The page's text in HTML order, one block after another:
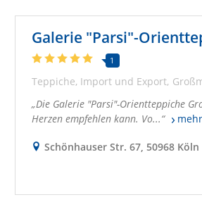
Galerie "Parsi"-
1
Teppiche Import und Export
Die Galerie "Parsi"-Orientteppiche
Herzen empfehlen kann. Vo...
mehr
Schönhauser Str. 67, 50968 Köln